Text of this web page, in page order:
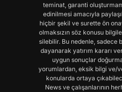
teminat, garanti
edinilmesi amacıyla
hiçbir şekil ve surette ön
olmaksızın söz konusu
silebilir. Bu nedenle, sadece
dayanarak yatırım kararı
uygun sonuçlar
yorumlardan, eksik bilgi ve/
konularda ortaya
News ve çalışanlarının